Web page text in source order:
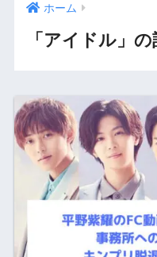
ホーム
「アイドル」